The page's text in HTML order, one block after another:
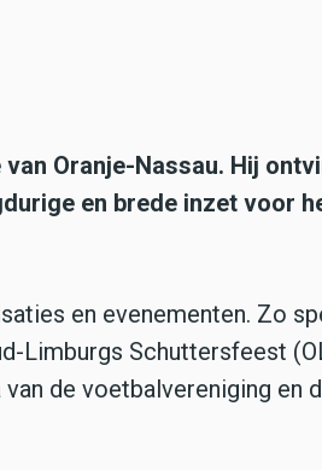
Oranje-Nassau. Hij
en brede inzet voor
en evenementen. Zo
Limburgs Schuttersfeest
de voetbalvereniging en